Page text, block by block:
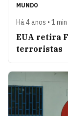
MUNDO
Há 4 anos • 1
EUA retira
terroristas